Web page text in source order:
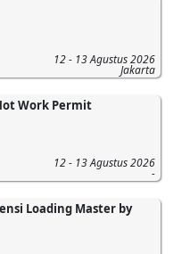
12 - 13 Agustus 2026
Jakarta
Work Permit
12 - 13 Agustus 2026
-
Loading Master by